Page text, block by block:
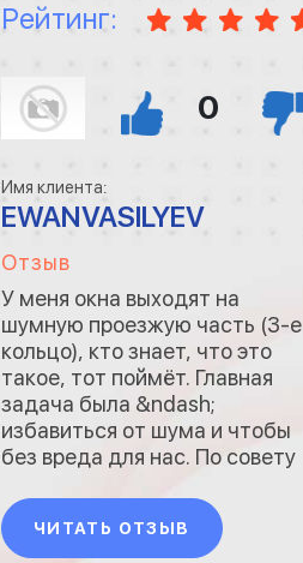
Рейтинг:
0
Имя клиента:
EWANVASILYEV
Отзыв
У меня окна выходят на
шумную проезжую часть (3-е
кольцо), кто знает, что это
такое, тот поймёт. Главная
задача была &ndash;
избавиться от шума и чтобы
без вреда для нас. По совету
рекорд, мне дали полную
развернутую консультацию
ЧИТАТЬ ОТЗЫВ